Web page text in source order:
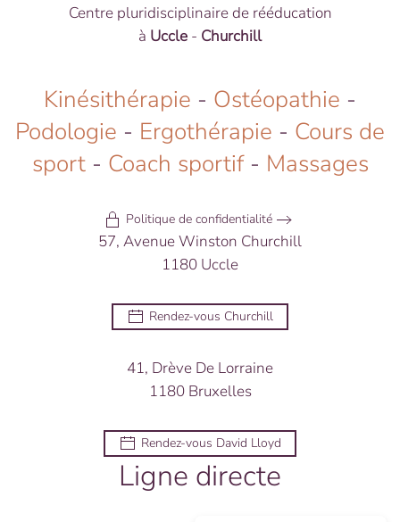
Centre pluridisciplinaire de rééducation
à Uccle - Churchill
Kinésithérapie - Ostéopathie -
Podologie - Ergothérapie - Cours de
sport- Coach sportif- Massages
Politique de confidentialité
57, Avenue Winston Churchill
1180 Uccle
Rendez-vous Churchill
41, Drève De Lorraine
1180 Bruxelles
Rendez-vous David Lloyd
Ligne directe